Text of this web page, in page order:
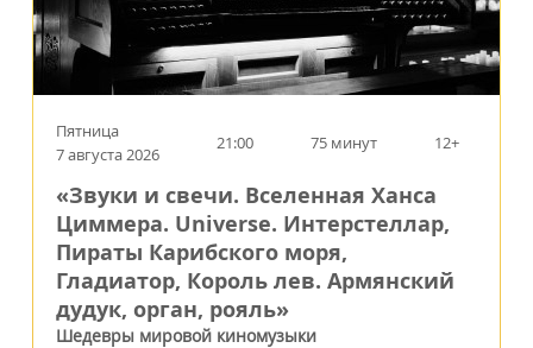
Пятница
7 августа 2026
21:00 75 минут 12+
«Звуки и свечи. Вселенная Ханса
Циммера. Universe. Интерстеллар,
Пираты Карибского моря,
Гладиатор, Король лев. Армянский
дудук, орган, рояль»
Шедевры мировой киномузыки